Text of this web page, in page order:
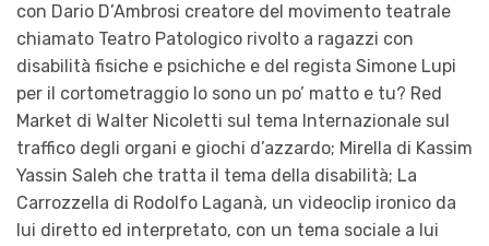
con Dario D’Ambrosi creatore del movimento teatrale
chiamato Teatro Patologico rivolto a ragazzi con
disabilità fisiche e psichiche e del regista Simone Lupi
per il cortometraggio Io sono un po’ matto e tu? Red
Market di Walter Nicoletti sul tema Internazionale sul
traffico degli organi e giochi d’azzardo; Mirella di Kassim
Yassin Saleh che tratta il tema della disabilità; La
Carrozzella di Rodolfo Laganà, un videoclip ironico da
lui diretto ed interpretato, con un tema sociale a lui